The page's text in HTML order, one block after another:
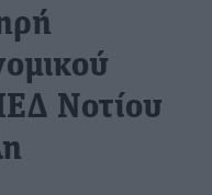
Νοτίου